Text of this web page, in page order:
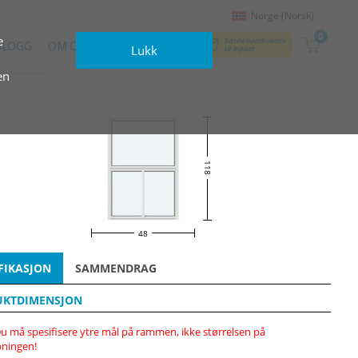
Lukk
Sende handlekurv
til e‑post
0
OM OSS KONTAKTER
Norge (Norsk)
118
48
SAMMENDRAG
må spesifisere ytre mål på rammen, ikke størrelsen på